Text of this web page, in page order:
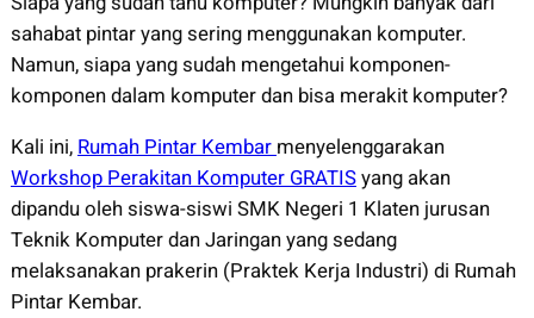
sahabat pintar yang sering menggunakan komputer.
Namun, siapa yang sudah mengetahui komponen-
komponen dalam komputer dan bisa merakit komputer?
Kali ini, Rumah Pintar Kembar menyelenggarakan
Workshop Perakitan Komputer GRATISyang akan
dipandu oleh siswa-siswi SMK Negeri 1 Klaten jurusan
Teknik Komputer dan Jaringan yang sedang
melaksanakan prakerin (Praktek Kerja Industri) di Rumah
Pintar Kembar.